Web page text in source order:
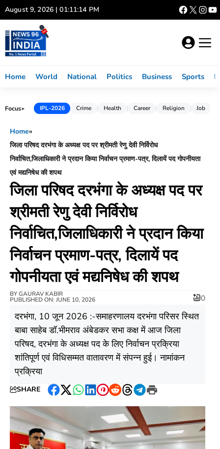
Skip
to
content
August 9, 2026 | 01:11:15 PM
Home World National Politics Business Sports
Focus► IPL-2026 Crime Health Career Religion Job
Home»
जिला परिषद दरभंगा के अध्यक्ष पद पर श्रीमती रेणु देवी निर्विरोध
निर्वाचित,जिलाधिकारी ने प्रदान किया निर्वाचन प्रमाण-पत्र, दिलायें पद गोपनीयता
एवं मद्यनिषेध की शपथ
जिला परिषद दरभंगा के अध्यक्ष पद पर
श्रीमती रेणु देवी निर्विरोध
निर्वाचित,जिलाधिकारी ने प्रदान किया
निर्वाचन प्रमाण-पत्र, दिलायें पद
गोपनीयता एवं मद्यनिषेध की शपथ
BYGAURAV KABIR
PUBLISHED ON: JUNE 10, 2026 0
दरभंगा, 10 जून 2026 :-समाहरणालय दरभंगा परिसर स्थित
बाबा साहेब डॉ.भीमराव अंबेडकर सभा कक्ष में आज जिला
परिषद, दरभंगा के अध्यक्ष पद के लिए निर्वाचन प्रक्रिया
शांतिपूर्ण एवं विधिसम्मत वातावरण में संपन्न हुई। नामांकन
प्रक्रिया
SHARE
Facebook
Twitter
WhatsApp
LinkedIn
Pinterest
RedditThreads
Telegram
Print